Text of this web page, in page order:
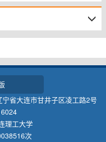
省大连市甘井子区凌工路2号
理工大学
次